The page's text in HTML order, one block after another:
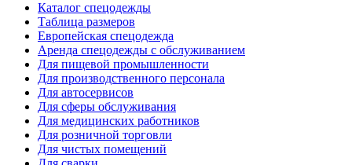
Каталог спецодежды
Таблица размеров
Европейская спецодежда
Аренда спецодежды с обслуживанием
Для пищевой промышленности
Для производственного персонала
Для автосервисов
Для сферы обслуживания
Для медицинских работников
Для розничной торговли
Для чистых помещений